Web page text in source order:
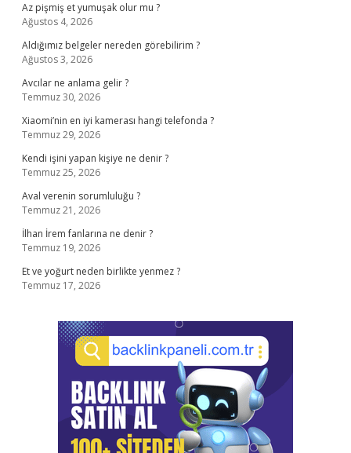
Az pişmiş et yumuşak olur mu ?
Ağustos 4, 2026
Aldığımız belgeler nereden görebilirim ?
Ağustos 3, 2026
Avcılar ne anlama gelir ?
Temmuz 30, 2026
Xiaomi’nin en iyi kamerası hangi telefonda ?
Temmuz 29, 2026
Kendi işini yapan kişiye ne denir ?
Temmuz 25, 2026
Aval verenin sorumluluğu ?
Temmuz 21, 2026
İlhan İrem fanlarına ne denir ?
Temmuz 19, 2026
Et ve yoğurt neden birlikte yenmez ?
Temmuz 17, 2026